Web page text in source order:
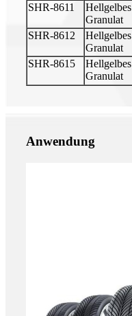
SHR-8611
Hellgelbes
Granulat
SHR-8612
Hellgelbes
Granulat
SHR-8615
Hellgelbes
Granulat
Anwendung